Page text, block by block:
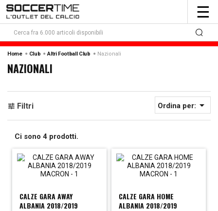
☰
Home Club Altri Football Club Nazionali
NAZIONALI
Filtri Ordina per: 
Ci sono 4 prodotti.
CALZE GARA AWAY
ALBANIA 2018/2019
CALZE GARA HOME
ALBANIA 2018/2019